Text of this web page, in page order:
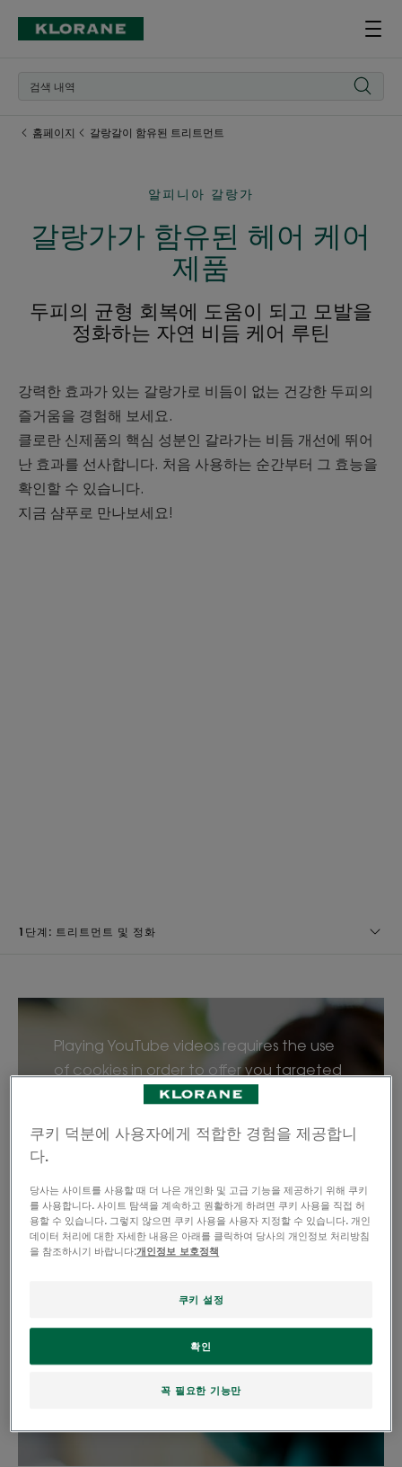
홈페이지 갈랑갈이 함유된 트리트먼트
알피니아 갈랑가
갈랑가가 함유된 헤어 케어
제품
두피의 균형 회복에 도움이 되고 모발을
정화하는 자연 비듬 케어 루틴
강력한 효과가 있는 갈랑가로 비듬이 없는 건강한 두피의
즐거움을 경험해 보세요.
클로란 신제품의 핵심 성분인 갈라가는 비듬 개선에 뛰어
난 효과를 선사합니다. 처음 사용하는 순간부터 그 효능을
확인할 수 있습니다.
지금 샴푸로 만나보세요!
1단계: 트리트먼트 및 정화
Playing YouTube videos requires the use
of cookies in order to offer you targeted
advertising based on your browsing For
cookie » policy.
and therefore you cannot view the
video.
You can change your choices by clicking
on « Cookie Settings » and accept
쿠키 덕분에 사용자에게 적합한 경험을 제공합니
다.
당사는 사이트를 사용할 때 더 나은 개인화 및 고급 기능을 제공하기 위해 쿠키
를 사용합니다. 사이트 탐색을 계속하고 원활하게 하려면 쿠키 사용을 직접 허
용할 수 있습니다. 그렇지 않으면 쿠키 사용을 사용자 지정할 수 있습니다. 개인
데이터 처리에 대한 자세한 내용은 아래를 클릭하여 당사의 개인정보 처리방침
을 참조하시기 바랍니다:개인정보 보호정책
쿠키 설정
꼭 필요한 기능만
확인